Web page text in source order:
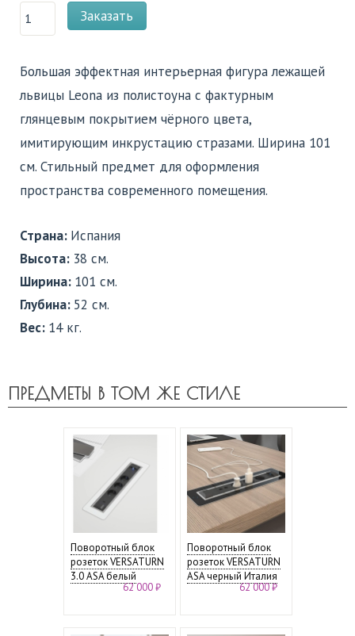
Заказать
Большая эффектная интерьерная фигура лежащей
львицы Leona из полистоуна с фактурным
глянцевым покрытием чёрного цвета,
имитирующим инкрустацию стразами. Ширина 101
см. Стильный предмет для оформления
пространства современного помещения.
Страна: Испания
Высота: 38 см.
Ширина: 101 см.
Глубина: 52 см.
Вес: 14 кг.
ПРЕДМЕТЫ В ТОМ ЖЕ СТИЛЕ
Поворотный блок
розеток VERSATURN
3.0 ASA белый
62 000 ₽
Поворотный блок
розеток VERSATURN
ASA черный Италия
62 000 ₽